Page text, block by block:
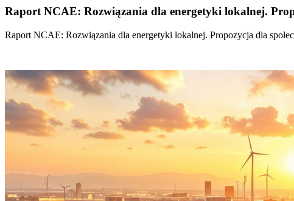
Raport NCAE: Rozwiązania dla energetyki lokalnej.
Raport NCAE: Rozwiązania dla energetyki lokalnej. Propozycja dla